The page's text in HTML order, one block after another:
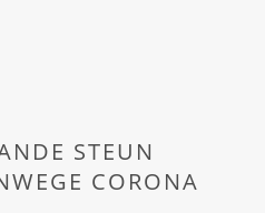
STEUN
CORONA